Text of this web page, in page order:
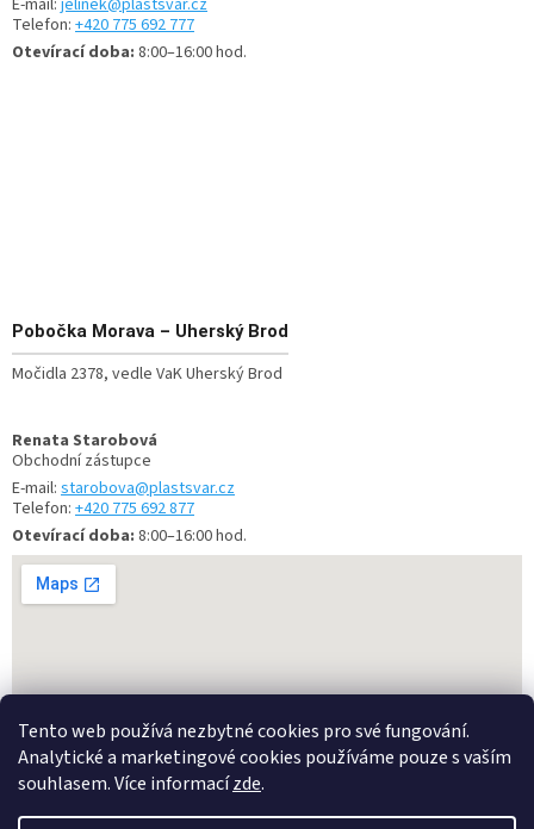
Tento web používá nezbytné cookies pro své fungování.
Analytické a marketingové cookies používáme pouze s vaším
souhlasem. Více informacízde.
Telefon: +420 775 692 777
Otevírací doba: 8:00–16:00 hod.
Pobočka Morava – Uherský Brod
Močidla 2378, vedle VaK Uherský Brod
Renata Starobová
Obchodní zástupce
E-mail: starobova@plastsvar.cz
Telefon: +420 775 692 877
Otevírací doba: 8:00–16:00 hod.